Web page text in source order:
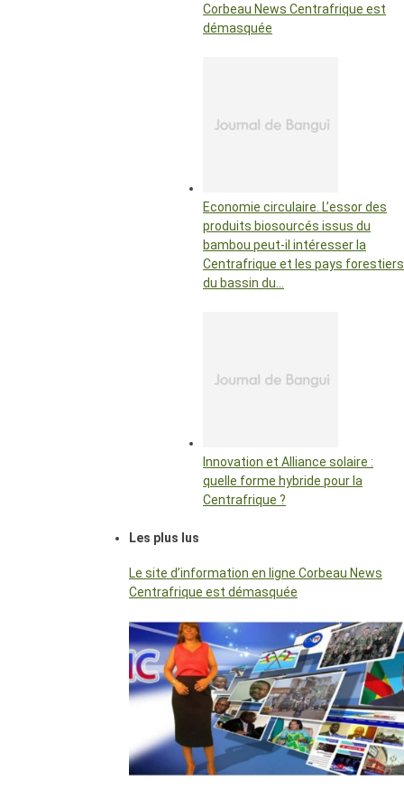
Corbeau News Centrafrique est
démasquée
Economie circulaire. L’essor des
produits biosourcés issus du
bambou peut-il intéresser la
Centrafrique et les pays forestiers
du bassin du…
Innovation et Alliance solaire :
quelle forme hybride pour la
Centrafrique ?
Les plus lus
Le site d’information en ligne Corbeau News
Centrafrique est démasquée